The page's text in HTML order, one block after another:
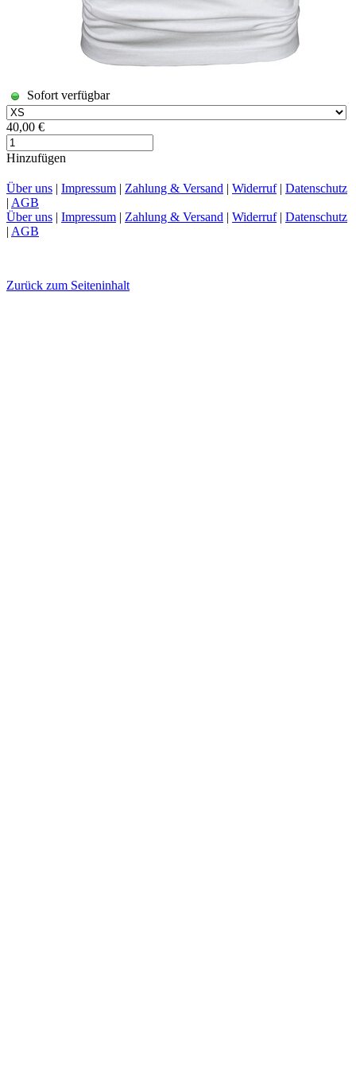
Sofort verfügbar
40,00 €
Hinzufügen
Über uns | Impressum | Zahlung & Versand | Widerruf| Datenschutz
| AGB
Über uns | Impressum | Zahlung & Versand | Widerruf| Datenschutz
| AGB
Zurück zum Seiteninhalt